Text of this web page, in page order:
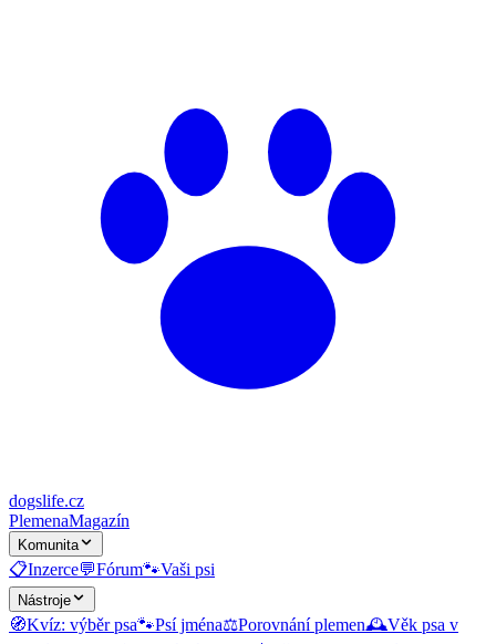
dogslife.cz
PlemenaMagazín
Komunita
📋Inzerce💬Fórum🐾Vaši psi
Nástroje
🧭Kvíz: výběr psa🐾Psí jména⚖️Porovnání plemen🕰️Věk psa v